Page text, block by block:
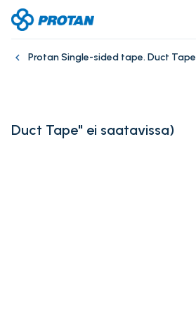
Protan Single-sided tape. Duct Tape
Duct Tape" ei saatavissa)